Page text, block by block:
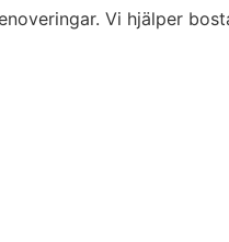
Vi hjälper